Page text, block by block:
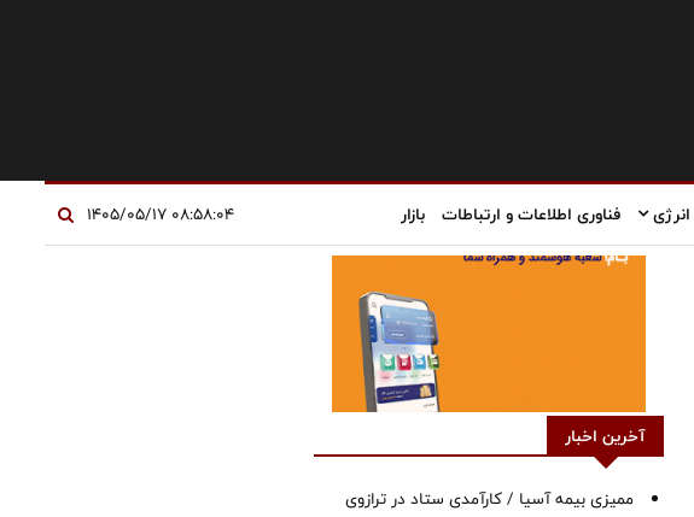
انرژی فناوری اطلاعات و ارتباطات بازار
آخرین اخبار
ممیزی بیمه آسیا / کارآمدی ستاد در ترازوی